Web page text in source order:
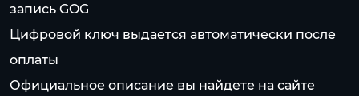
запись GOG
Цифровой ключ выдается автоматически после
оплаты
Официальное описание вы найдете на сайте